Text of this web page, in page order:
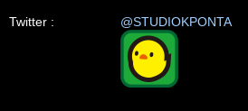
Twitter : @STUDIOKPONTA